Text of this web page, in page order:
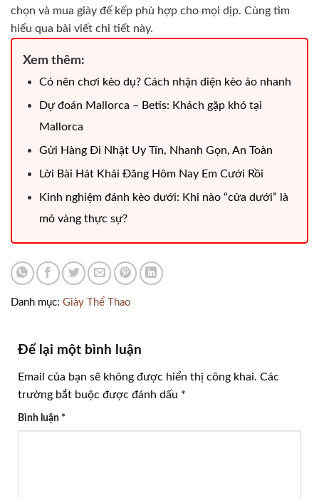
chọn và mua giày đế kếp phù hợp cho mọi dịp. Cùng tìm
hiểu qua bài viết chi tiết này.
Xem thêm:
Có nên chơi kèo dụ? Cách nhận diện kèo ảo nhanh
Dự đoán Mallorca – Betis: Khách gặp khó tại
Mallorca
Gửi Hàng Đi Nhật Uy Tín, Nhanh Gọn, An Toàn
Lời Bài Hát Khải Đăng Hôm Nay Em Cưới Rồi
Kinh nghiệm đánh kèo dưới: Khi nào “cửa dưới” là
mỏ vàng thực sự?
Danh mục: Giày Thể Thao
Để lại một bình luận
Email của bạn sẽ không được hiển thị công khai. Các
trường bắt buộc được đánh dấu *
Bình luận *